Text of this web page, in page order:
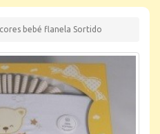
bebé flanela Sortido